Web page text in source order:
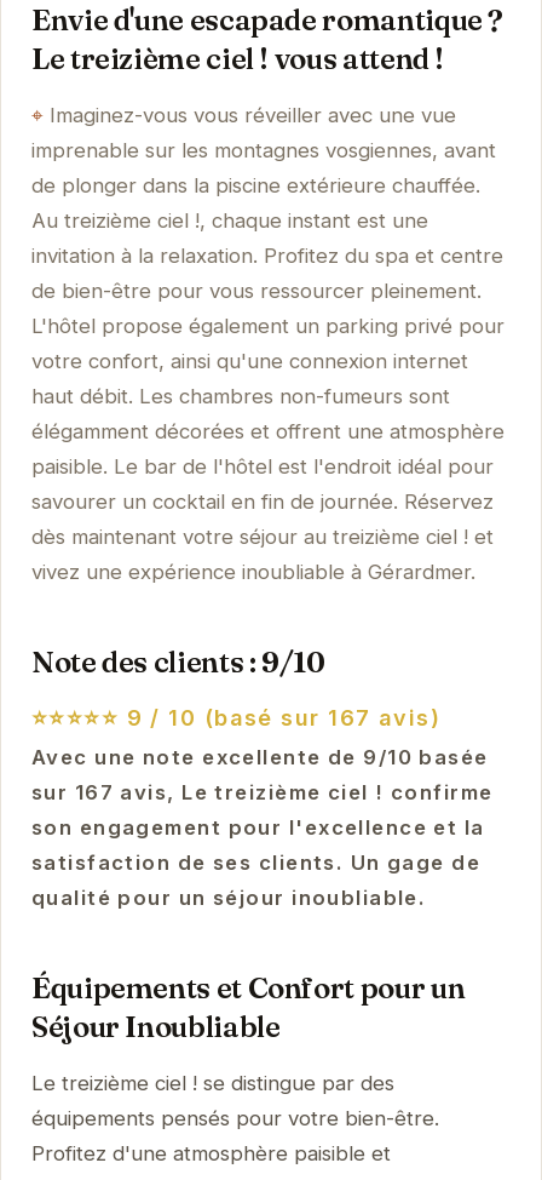
Envie d'une escapade romantique ?
Le treizième ciel ! vous attend !
Imaginez-vous vous réveiller avec une vue
imprenable sur les montagnes vosgiennes, avant
de plonger dans la piscine extérieure chauffée.
Au treizième ciel !, chaque instant est une
invitation à la relaxation. Profitez du spa et centre
de bien-être pour vous ressourcer pleinement.
L'hôtel propose également un parking privé pour
votre confort, ainsi qu'une connexion internet
haut débit. Les chambres non-fumeurs sont
élégamment décorées et offrent une atmosphère
paisible. Le bar de l'hôtel est l'endroit idéal pour
savourer un cocktail en fin de journée. Réservez
dès maintenant votre séjour au treizième ciel ! et
vivez une expérience inoubliable à Gérardmer.
Note des clients : 9/10
⭐⭐⭐⭐⭐ 9 / 10 (basé sur 167 avis)
Avec une note excellente de 9/10 basée
sur 167 avis, Le treizième ciel ! confirme
son engagement pour l'excellence et la
satisfaction de ses clients. Un gage de
qualité pour un séjour inoubliable.
Équipements et Confort pour un
Séjour Inoubliable
Le treizième ciel ! se distingue par des
équipements pensés pour votre bien-être.
Profitez d'une atmosphère paisible et